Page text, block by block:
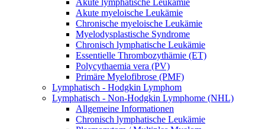
Akute myeloische Leukämie
Chronische myeloische Leukämie
Myelodysplastische Syndrome
Chronisch lymphatische Leukämie
Essentielle Thrombozythämie (ET)
Polycythaemia vera (PV)
Primäre Myelofibrose (PMF)
Lymphatisch - Hodgkin Lymphom
Lymphatisch - Non-Hodgkin Lymphome (NHL)
Allgemeine Informationen
Chronisch lymphatische Leukämie